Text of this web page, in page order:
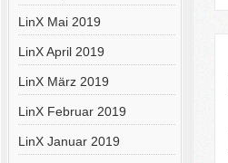
LinX Mai 2019
LinX April 2019
LinX März 2019
LinX Februar 2019
LinX Januar 2019